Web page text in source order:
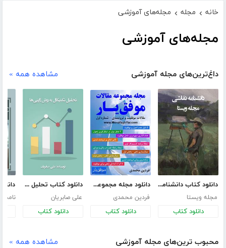
خانه › مجله › مجله‌های آموزشی
مجله‌های آموزشی
داغ‌ترین‌های مجله آموزشی مشاهده همه »
دانلود کتاب دانشنامه نقاشی
مجله ویستا
دانلود کتاب
دانلود مجله مجموعه مقالات موفق یار - شماره اول
فردین محمدی
دانلود کتاب
دانلود کتاب تحلیل تکنیکال به روش ژاپنی‌ها
علی صابریان
دانلود کتاب
محبوب ترین‌های مجله آموزشی مشاهده همه »